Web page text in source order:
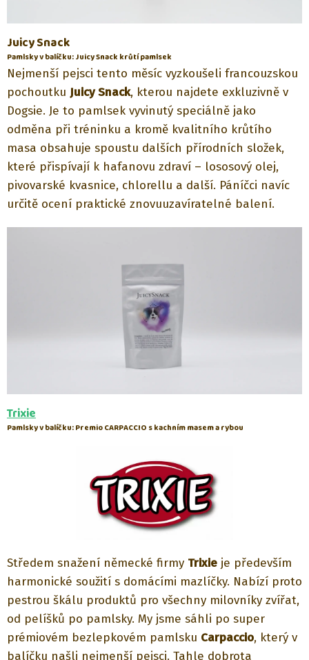
Juicy Snack
Pamlsky v balíčku: Juicy Snack krůtí pamlsek
Nejmenší pejsci tento měsíc vyzkoušeli francouzskou
pochoutku Juicy Snack, kterou najdete exkluzivně v
Dogsie. Je to pamlsek vyvinutý speciálně jako
odměna při tréninku a kromě kvalitního krůtího
masa obsahuje spoustu dalších přírodních složek,
které přispívají k hafanovu zdraví – lososový olej,
pivovarské kvasnice, chlorellu a další. Páníčci navíc
určitě ocení praktické znovuuzavíratelné balení.
Trixie
Pamlsky v balíčku: Premio CARPACCIO s kachním masem a rybou
Středem snažení německé firmy Trixie je především
harmonické soužití s domácími mazlíčky. Nabízí proto
pestrou škálu produktů pro všechny milovníky zvířat,
od pelíšků po pamlsky. My jsme sáhli po super
prémiovém bezlepkovém pamlsku Carpaccio, který v
balíčku našli nejmenší pejsci. Tahle dobrota